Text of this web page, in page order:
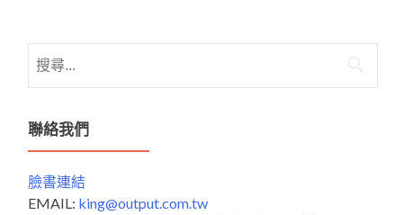
尋
鍵
字:
聯絡我們
臉書連結
EMAIL: king@output.com.tw